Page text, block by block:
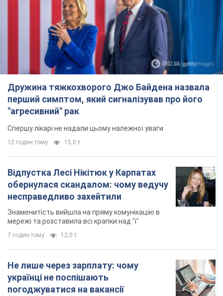
Дружина тяжкохворого Джо Байдена назвала
перший симптом, який сигналізував про його
"агресивний" рак
Спершу лікарі не надали цьому належної уваги
12 годин тому 15,0 т.
Відпустка Лесі Нікітюк у Карпатах
обернулася скандалом: чому ведучу
несправедливо захейтили
Знаменитість вийшла на пряму комунікацію в
мережі та розставила всі крапки над "і"
7 годин тому 12,0 т.
Не лише через зарплату: чому
українці не поспішають
погоджуватися на вакансії